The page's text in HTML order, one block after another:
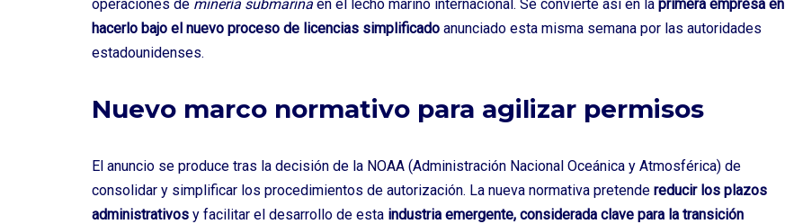
operaciones de minería submarina en el lecho marino internacional. Se convierte así en la primera empresa en
hacerlo bajo el nuevo proceso de licencias simplificado anunciado esta misma semana por las autoridades
estadounidenses.
Nuevo marco normativo para agilizar permisos
El anuncio se produce tras la decisión de la NOAA (Administración Nacional Oceánica y Atmosférica) de
consolidar y simplificar los procedimientos de autorización. La nueva normativa pretende reducir los plazos
administrativos y facilitar el desarrollo de esta industria emergente, considerada clave para la transición